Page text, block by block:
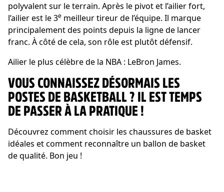
polyvalent sur le terrain. Après le pivot et l’ailier fort,
l’ailier est le 3e meilleur tireur de l’équipe. Il marque
principalement des points depuis la ligne de lancer
franc. À côté de cela, son rôle est plutôt défensif.
Ailier le plus célèbre de la NBA : LeBron James.
VOUS CONNAISSEZ DÉSORMAIS LES
POSTES DE BASKETBALL ? IL EST TEMPS
DE PASSER À LA PRATIQUE !
Découvrez comment choisir les chaussures de basket
idéales et comment reconnaître un ballon de basket
de qualité. Bon jeu !